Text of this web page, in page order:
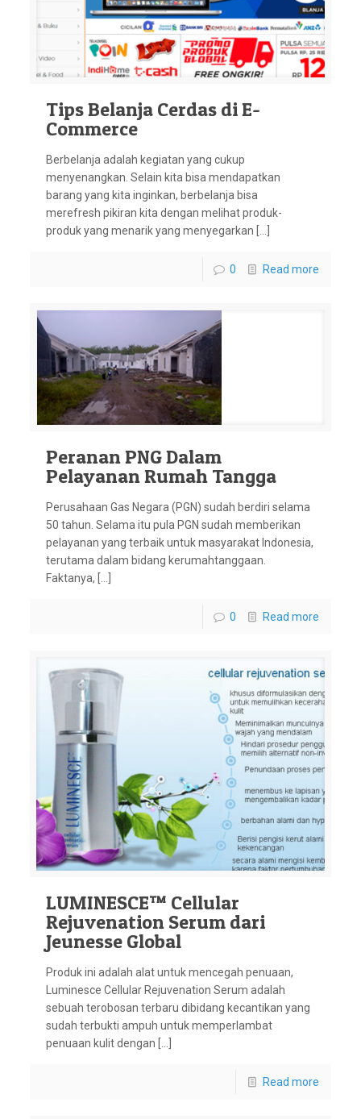
Tips Belanja Cerdas di E-
Commerce
Berbelanja adalah kegiatan yang cukup
menyenangkan. Selain kita bisa mendapatkan
barang yang kita inginkan, berbelanja bisa
merefresh pikiran kita dengan melihat produk-
produk yang menarik yang menyegarkan […]
0 Read more
Peranan PNG Dalam
Pelayanan Rumah Tangga
Perusahaan Gas Negara (PGN) sudah berdiri selama
50 tahun. Selama itu pula PGN sudah memberikan
pelayanan yang terbaik untuk masyarakat Indonesia,
terutama dalam bidang kerumahtanggaan.
Faktanya, […]
0 Read more
LUMINESCE™ Cellular
Rejuvenation Serum dari
Jeunesse Global
Produk ini adalah alat untuk mencegah penuaan,
Luminesce Cellular Rejuvenation Serum adalah
sebuah terobosan terbaru dibidang kecantikan yang
sudah terbukti ampuh untuk memperlambat
penuaan kulit dengan […]
Read more